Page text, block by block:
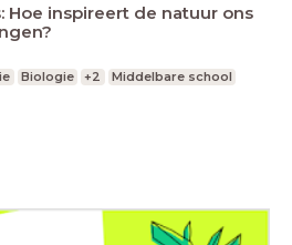
Hoe inspireert de natuur ons
Biologie +2
Middelbare school